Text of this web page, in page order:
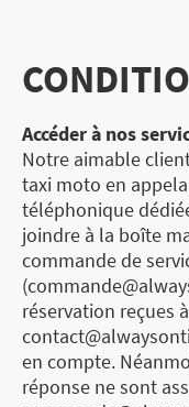
Accéder à nos
Notre aimable
taxi moto en
téléphonique
joindre à la boîte
commande de
réservation reçues
en compte.
réponse ne sont